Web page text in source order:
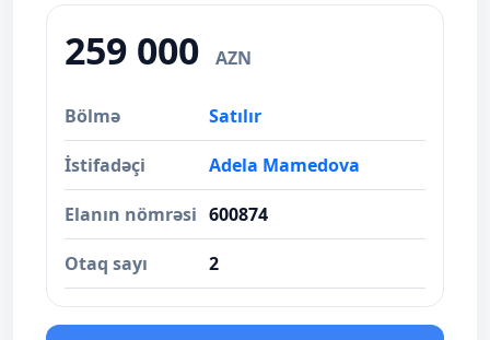
259 000 AZN
Bölmə Satılır
İstifadəçi Adela Mamedova
Elanın nömrəsi 600874
Otaq sayı 2